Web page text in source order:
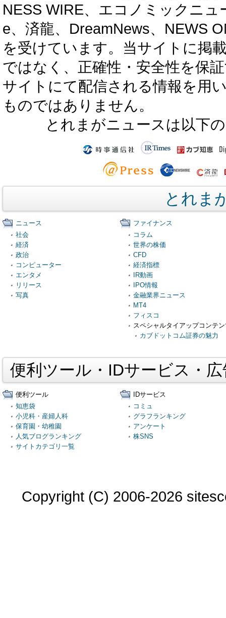
NESS WIRE、エコノミックニ
e、済龍、DreamNews、NEWS
を受けています。当サイトに掲
ではなく、正確性・安全性を保
サイトにて配信される情報を用
ものではありません。
とれまがニュースは以下
とれま
ニュース
社会
経済
政治
コンピューター
エンタメ
リリース
写真
ファイナンス
コラム
世界の株価
CFD
経済指標
IR動画
IPO情報
金融業界ニュース
MT4
フィスコ
スペシャルタイアップコンテ
カブドットコム証券の魅力
便利ツール・IDサービス・
便利ツール
知恵袋
小児科・産婦人科
保育園・幼稚園
人気ブログランキング
サイトカテゴリ一覧
IDサービス
コミュ
グラフランキング
アンケート
株SNS
Copyright (C) 2006-2026